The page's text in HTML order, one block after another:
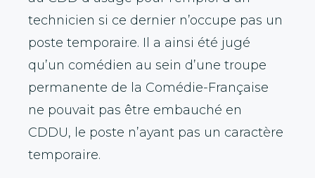
technicien si ce dernier n’occupe pas un
poste temporaire. Il a ainsi été jugé
qu’un comédien au sein d’une troupe
permanente de la Comédie-Française
ne pouvait pas être embauché en
CDDU, le poste n’ayant pas un caractère
temporaire.